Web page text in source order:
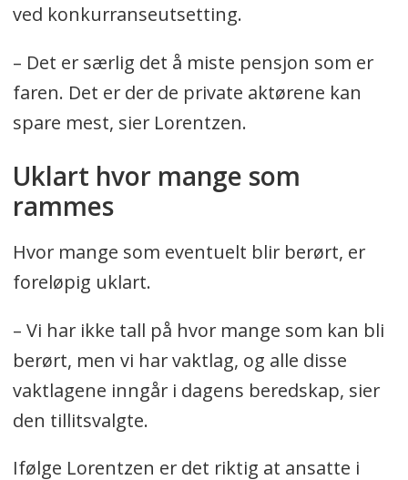
ved konkurranseutsetting.
– Det er særlig det å miste pensjon som er
faren. Det er der de private aktørene kan
spare mest, sier Lorentzen.
Uklart hvor mange som
rammes
Hvor mange som eventuelt blir berørt, er
foreløpig uklart.
– Vi har ikke tall på hvor mange som kan bli
berørt, men vi har vaktlag, og alle disse
vaktlagene inngår i dagens beredskap, sier
den tillitsvalgte.
Ifølge Lorentzen er det riktig at ansatte i